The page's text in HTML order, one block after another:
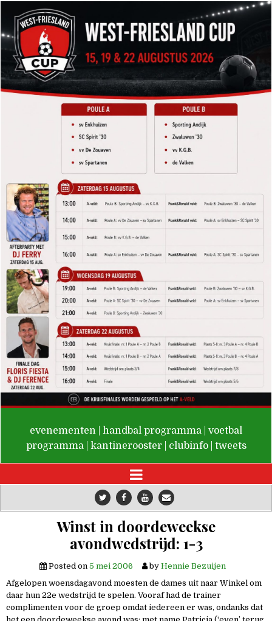
De Valken
evenementen handbal programma
voetbal
programma
kantinerooster clubinfo tweets
Winst in doordeweekse
avondwedstrijd: 1-3
Posted on 5 mei 2006 by Hennie Bezuijen
Afgelopen woensdagavond moesten de dames uit naar Winkel om
daar hun 22e wedstrijd te spelen. Vooraf had de trainer
complimenten voor de groep omdat iedereen er was, ondanks dat